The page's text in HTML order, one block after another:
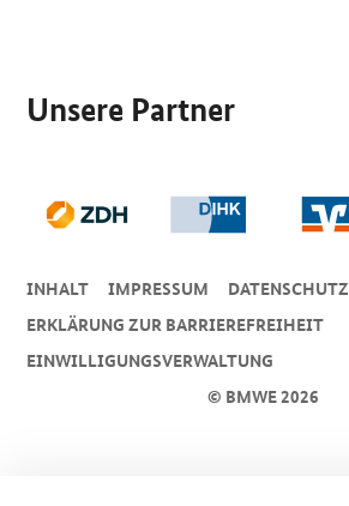
Unsere Partner
© BMWE 2026
INHALT IMPRESSUM
DA­TEN­SCHUTZ
ERKLÄRUNG ZUR BARRIEREFREIHEIT
EINWILLIGUNGSVERWALTUNG